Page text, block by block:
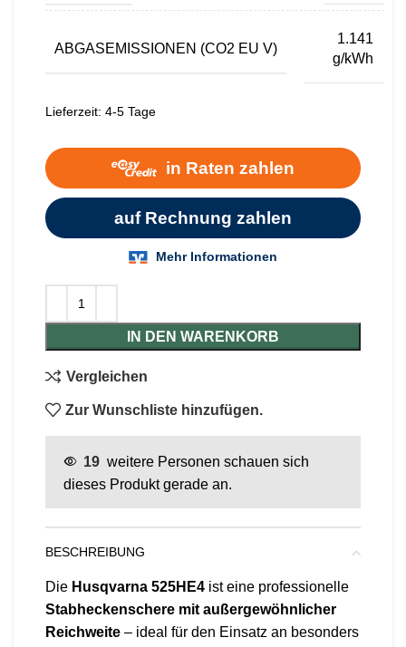
ABGASEMISSIONEN (CO2 EU V)
1.141
g/kWh
Lieferzeit: 4-5 Tage
IN DEN WARENKORB
Vergleichen
Zur Wunschliste hinzufügen.
19 weitere Personen schauen sich
dieses Produkt gerade an.
BESCHREIBUNG
Die Husqvarna 525HE4 ist eine professionelle
Stabheckenschere mit außergewöhnlicher
Reichweite – ideal für den Einsatz an besonders